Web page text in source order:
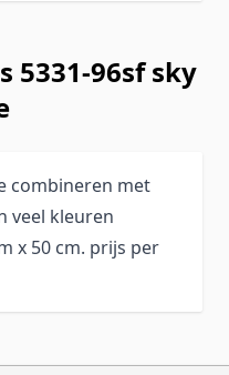
5331-96sf sky
combineren met
veel kleuren
x 50 cm. prijs per